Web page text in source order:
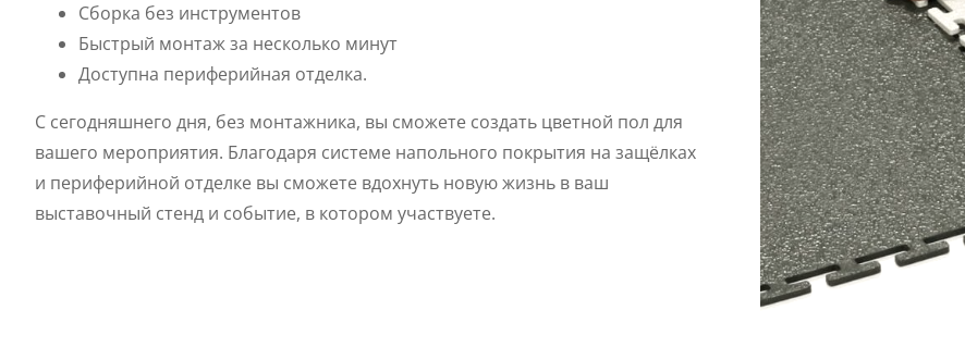
Сборка без инструментов
Быстрый монтаж за несколько минут
Доступна периферийная отделка.
С сегодняшнего дня, без монтажника, вы сможете создать цветной пол для
вашего мероприятия. Благодаря системе напольного покрытия на защёлках
и периферийной отделке вы сможете вдохнуть новую жизнь в ваш
выставочный стенд и событие, в котором участвуете.